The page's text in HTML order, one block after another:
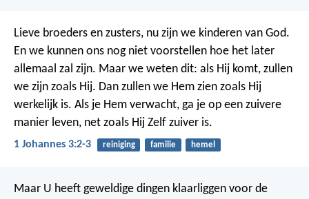
Lieve broeders en zusters, nu zijn we kinderen van God.
En we kunnen ons nog niet voorstellen hoe het later
allemaal zal zijn. Maar we weten dit: als Hij komt, zullen
we zijn zoals Hij. Dan zullen we Hem zien zoals Hij
werkelijk is. Als je Hem verwacht, ga je op een zuivere
manier leven, net zoals Hij Zelf zuiver is.
1 Johannes 3:2-3 reiniging familie hemel
Maar U heeft geweldige dingen klaarliggen voor de